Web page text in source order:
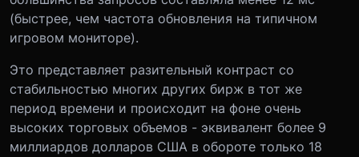
(быстрее, чем частота обновления на типичном
игровом мониторе).
Это представляет разительный контраст со
стабильностью многих других бирж в тот же
период времени и происходит на фоне очень
высоких торговых объемов - эквивалент более 9
миллиардов долларов США в обороте только 18